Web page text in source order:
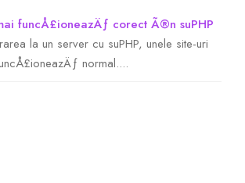
Go
funcÅ£ioneazÄƒ corect Ã®n suPHP
la un server cu suPHP, unele site-uri
normal....